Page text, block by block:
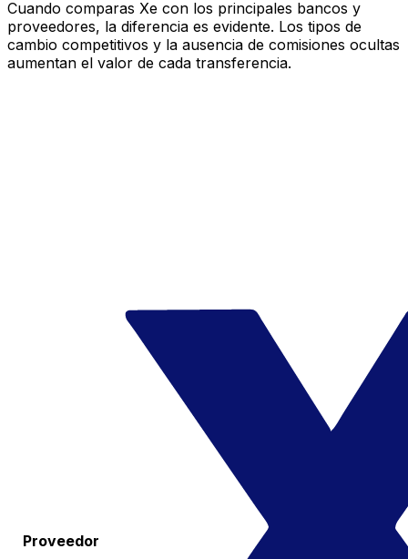
Cuando comparas Xe con los principales bancos y
proveedores, la diferencia es evidente. Los tipos de
cambio competitivos y la ausencia de comisiones ocultas
aumentan el valor de cada transferencia.
Proveedor